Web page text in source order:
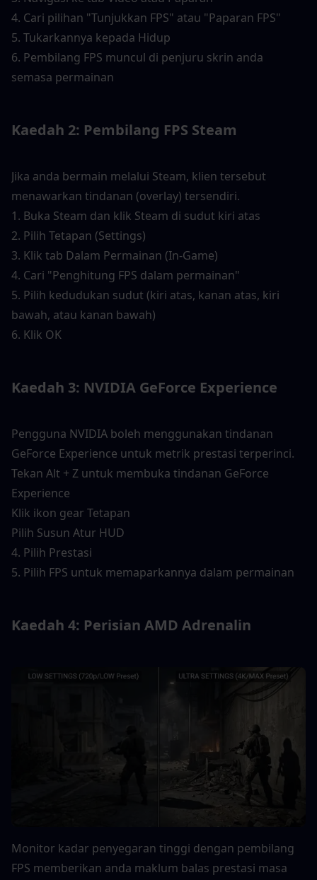
4. Cari pilihan "Tunjukkan FPS" atau "Paparan FPS"
5. Tukarkannya kepada Hidup
6. Pembilang FPS muncul di penjuru skrin anda
semasa permainan
Kaedah 2: Pembilang FPS Steam
Jika anda bermain melalui Steam, klien tersebut
menawarkan tindanan (overlay) tersendiri.
1. Buka Steam dan klik Steam di sudut kiri atas
2. Pilih Tetapan (Settings)
3. Klik tab Dalam Permainan (In-Game)
4. Cari "Penghitung FPS dalam permainan"
5. Pilih kedudukan sudut (kiri atas, kanan atas, kiri
bawah, atau kanan bawah)
6. Klik OK
Kaedah 3: NVIDIA GeForce Experience
Pengguna NVIDIA boleh menggunakan tindanan
GeForce Experience untuk metrik prestasi terperinci.
Tekan Alt + Z untuk membuka tindanan GeForce
Experience
Klik ikon gear Tetapan
Pilih Susun Atur HUD
4. Pilih Prestasi
5. Pilih FPS untuk memaparkannya dalam permainan
Kaedah 4: Perisian AMD Adrenalin
Monitor kadar penyegaran tinggi dengan pembilang
FPS memberikan anda maklum balas prestasi masa